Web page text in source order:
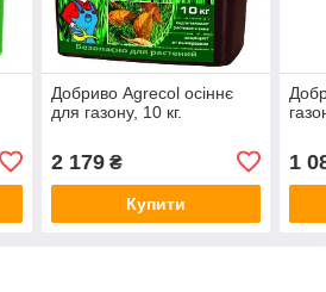
Добриво Agrecol осіннє
для газону, 10 кг.
2 179₴
Купити
1